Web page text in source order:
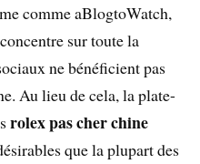
comme aBlogtoWatch,
sur toute la
ne bénéficient pas
Au lieu de cela, la plate-
rolex pas cher chine
que la plupart des